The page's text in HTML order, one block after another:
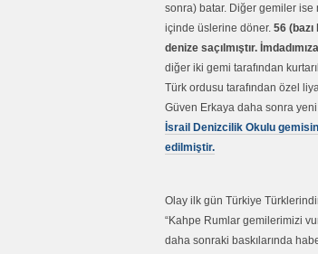
sonra) batar. Diğer gemiler ise
içinde üslerine döner. 56
denize saçılmıştır.
diğer iki gemi tarafından
Türk ordusu tarafından özel
Güven Erkaya daha sonra yeni
İsrail Denizcilik Okulu
edilmiştir.
Olay ilk gün Türkiye
“Kahpe Rumlar gemilerimizi
daha sonraki baskılarında